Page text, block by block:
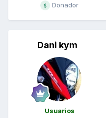
Donador
Dani kym
Usuarios